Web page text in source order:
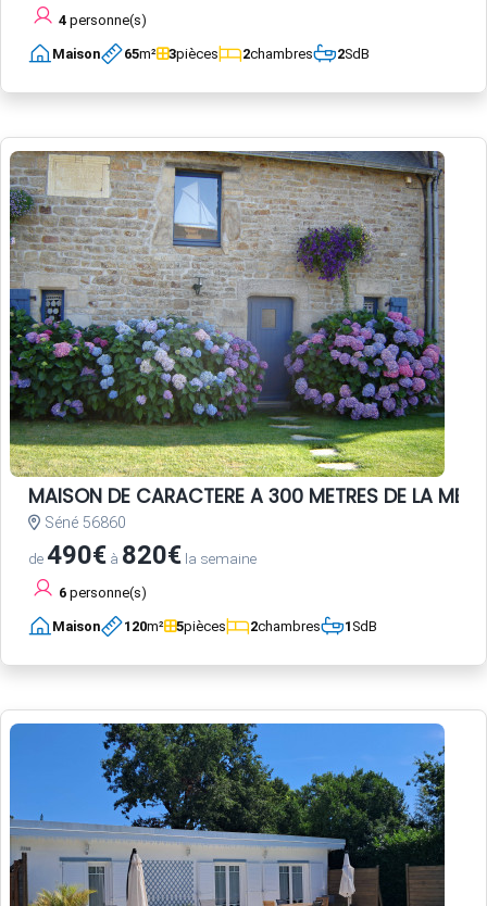
4 personne(s)
Maison 65m² 3pièces 2chambres 2SdB
MAISON DE CARACTERE A 300 METRES DE LA MER
Séné 56860
de490€ à 820€ la semaine
6 personne(s)
Maison 120m² 5pièces 2chambres 1SdB